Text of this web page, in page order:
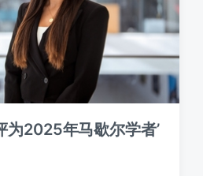
为2025年马歇尔学者’